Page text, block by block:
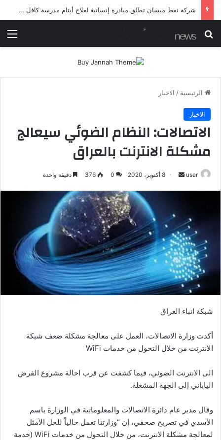
شرطة ميسان تلقي القبض على مطلقي العيارات النارية أثناء تشييع جنائزي في العمارة
بحث عن
الرئيسية / الاخبار
الاخبار
الاتصالات: النظام الضوئي سيعالج
مشكلة الانترنت بالعراق
user
أرسل 8 أكتوبر، 2020 0
376 دقيقة واحدة
شبكة انباء العراق
أكدت وزارة الاتصالات، العمل على معالجة مشكلة ضعف شبكة
الانترنت من خلال التحول من خدمات WiFi
الى الانترنت الضوئي، فيما كشفت عن قرب احالة مشروع القرض
الياباني إلى الجهة المشغلة.
وقال مدير عام دائرة الاتصالات والمعلوماتية في الوزارة باسم
الأسدي في تصريح صحفي، إن “وزارتنا تعمل حالياً للحل الأمثل
لمعالجة مشكلة الانترنت، من خلال التحول من خدمات WiFi (خدمة